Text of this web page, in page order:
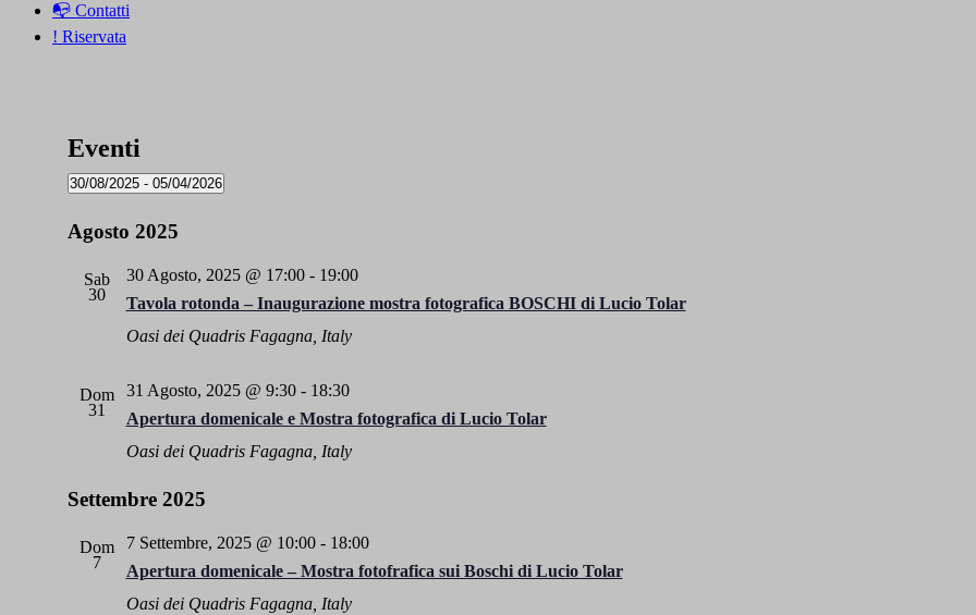
📭 Contatti
! Riservata
Eventi
30/08/2025 - 05/04/2026
la
data.
Agosto 2025
Sab
30
Tavola rotonda – Inaugurazione mostra fotografica BOSCHI di Lucio Tolar
30 Agosto, 2025 @ 17:00- 19:00
Oasi dei Quadris Fagagna, Italy
Dom
31
Apertura domenicale e Mostra fotografica di Lucio Tolar
31 Agosto, 2025 @ 9:30- 18:30
Oasi dei Quadris Fagagna, Italy
Settembre 2025
Dom
7
Apertura domenicale – Mostra fotofrafica sui Boschi di Lucio Tolar
7 Settembre, 2025 @ 10:00- 18:00
Oasi dei Quadris Fagagna, Italy